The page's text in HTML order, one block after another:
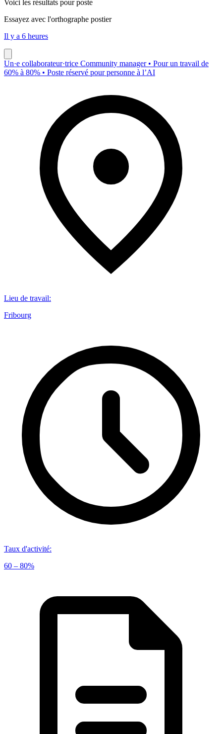
Voici les résultats pour poste
Essayez avec l'orthographe postier
Il y a 6 heures
Un·e collaborateur·trice Community manager • Pour un travail de
60% à 80% • Poste réservé pour personne à l’AI
Lieu de travail:
Fribourg
Taux d'activité:
60 – 80%